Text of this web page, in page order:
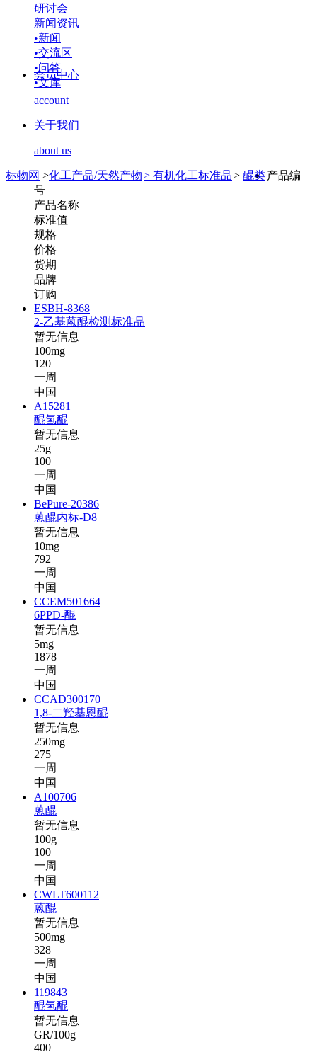
研讨会
新闻资讯
•新闻
•交流区
•问答
•文库
会员中心
account
关于我们
about us
标物网 >化工产品/天然产物> 有机化工标准品> 醌类产品编
号
产品名称
标准值
规格
价格
货期
品牌
订购
ESBH-8368
2-乙基蒽醌检测标准品
暂无信息
100mg
120
一周
中国
A15281
醌氢醌
暂无信息
25g
100
一周
中国
BePure-20386
蒽醌内标-D8
暂无信息
10mg
792
一周
中国
CCEM501664
6PPD-醌
暂无信息
5mg
1878
一周
中国
CCAD300170
1,8-二羟基恩醌
暂无信息
250mg
275
一周
中国
A100706
蒽醌
暂无信息
100g
100
一周
中国
CWLT600112
蒽醌
暂无信息
500mg
328
一周
中国
119843
醌氢醌
暂无信息
GR/100g
400